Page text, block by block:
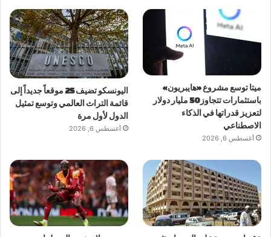
ميتا توسع مشروع «هايبريون»
باستثمارات تتجاوز 50 مليار دولار
لتعزيز قدراتها في الذكاء
الاصطناعي
أغسطس 6, 2026
اليونسكو تضيف 25 موقعاً جديداً إلى
قائمة التراث العالمي وتوسع تمثيل
الدول لأول مرة
أغسطس 6, 2026